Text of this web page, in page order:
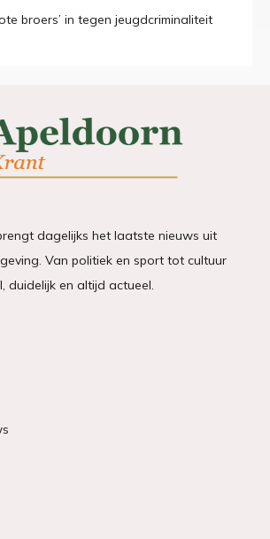
broers’ in tegen jeugdcriminaliteit
dagelijks het laatste nieuws uit
Van politiek en sport tot cultuur
duidelijk en altijd actueel.